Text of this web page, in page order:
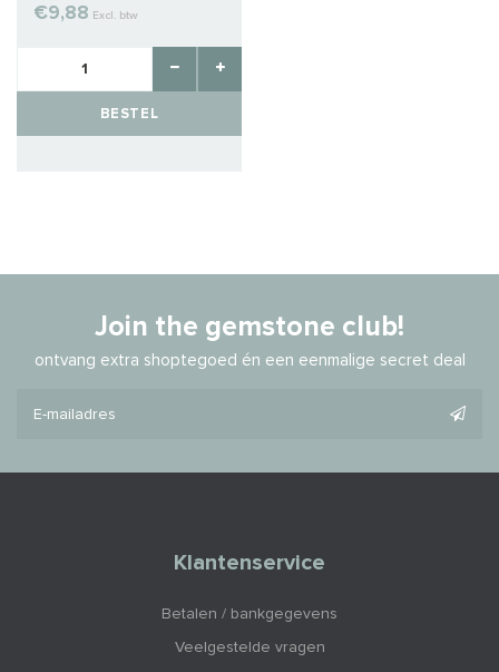
€9,88 Excl. btw
BESTEL
Join the gemstone club!
ontvang extra shoptegoed én een eenmalige secret deal
Klantenservice
Betalen / bankgegevens
Veelgestelde vragen